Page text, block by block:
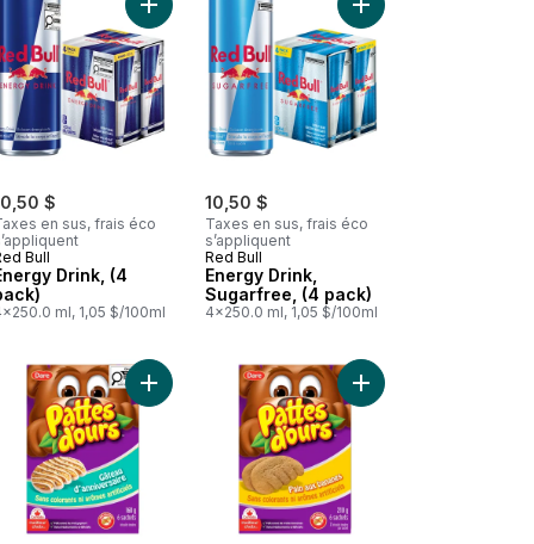
au panier
100% durable au panier
BIG Friandise à saveur de chocolat, enveloppée
$
en sus, frais éco
Bull
Drink, (4
ml, 1,05 $/100ml
Ajouter Energy Drink, (4 pack) au panier
10,50 $
Taxes en sus, frais éco
s’appliquent
Red Bull
Energy Drink,
Sugarfree, (4 pack)
4x250.0 ml, 1,05 $/100ml
Ajouter Energy
au panier
Pattes d’ours Mélasse au panier
Ajouter Biscuits Pattes d’ours Gâteau
Ajouter Biscuits